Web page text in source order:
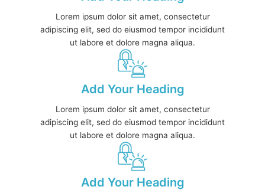
Lorem ipsum dolor sit amet, consectetur
adipiscing elit, sed do eiusmod tempor incididunt
ut labore et dolore magna aliqua.
Add Your Heading
Lorem ipsum dolor sit amet, consectetur
adipiscing elit, sed do eiusmod tempor incididunt
ut labore et dolore magna aliqua.
Add Your Heading